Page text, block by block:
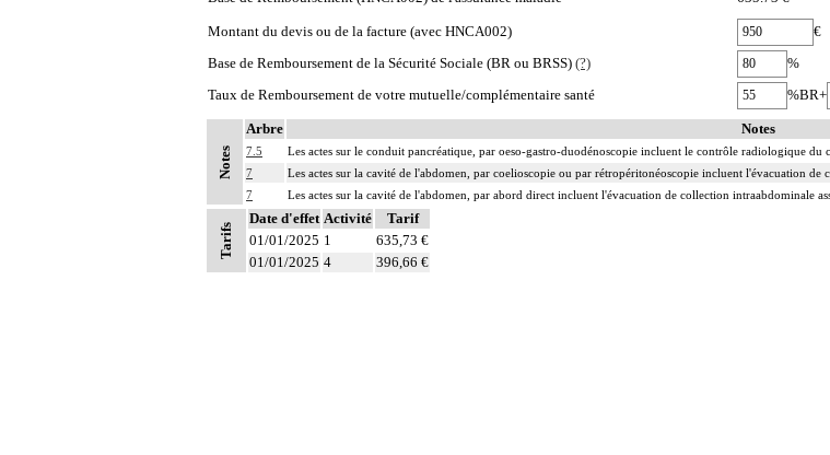
Montant du devis ou de la facture (avec HNCA002)
€
Base de Remboursement de la Sécurité Sociale (BR ou BRSS) (?)
%
Taux de Remboursement de votre mutuelle/complémentaire santé
%BR+
Notes
Arbre Notes
7.5
Les actes sur le conduit pancréatique, par oeso-gastro-duodénoscopie incluent le contrôle radiologique du
7
Les actes sur la cavité de l'abdomen, par coelioscopie ou par rétropéritonéoscopie incluent l'évacuation
7
Les actes sur la cavité de l'abdomen, par abord direct incluent l'évacuation de collection intraabdominale
Tarifs
Date d'effet Activité
Tarif
01/01/2025 1
635,73 €
01/01/2025 4 396,66 €